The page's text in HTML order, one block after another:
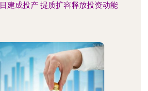
建成投产 提质扩容释放投资动能